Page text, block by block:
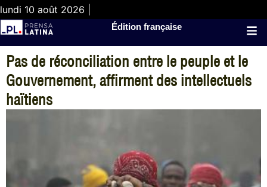
lundi 10 août 2026 |
Édition française
Pas de réconciliation entre le peuple et le
Gouvernement, affirment des intellectuels
haïtiens